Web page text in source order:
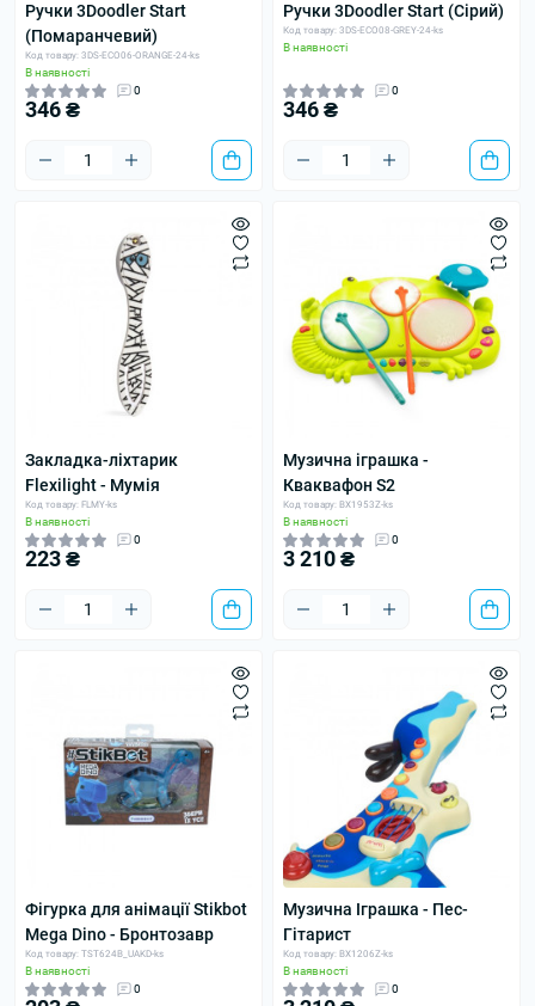
Ручки 3Doodler Start
(Помаранчевий)
Код товару: 3DS-ECO06-ORANGE-24-ks
В наявності
0
346 ₴
Ручки 3Doodler Start (Сірий)
Код товару: 3DS-ECO08-GREY-24-ks
В наявності
0
346 ₴
Закладка-ліхтарик
Flexilight - Мумія
Код товару: FLMY-ks
В наявності
0
223 ₴
Музична іграшка -
Кваквафон S2
Код товару: BX1953Z-ks
В наявності
0
3 210 ₴
Фігурка для анімації Stikbot
Mega Dino - Бронтозавр
Код товару: TST624B_UAKD-ks
В наявності
0
Музична Іграшка - Пес-
Гітарист
Код товару: BX1206Z-ks
В наявності
0